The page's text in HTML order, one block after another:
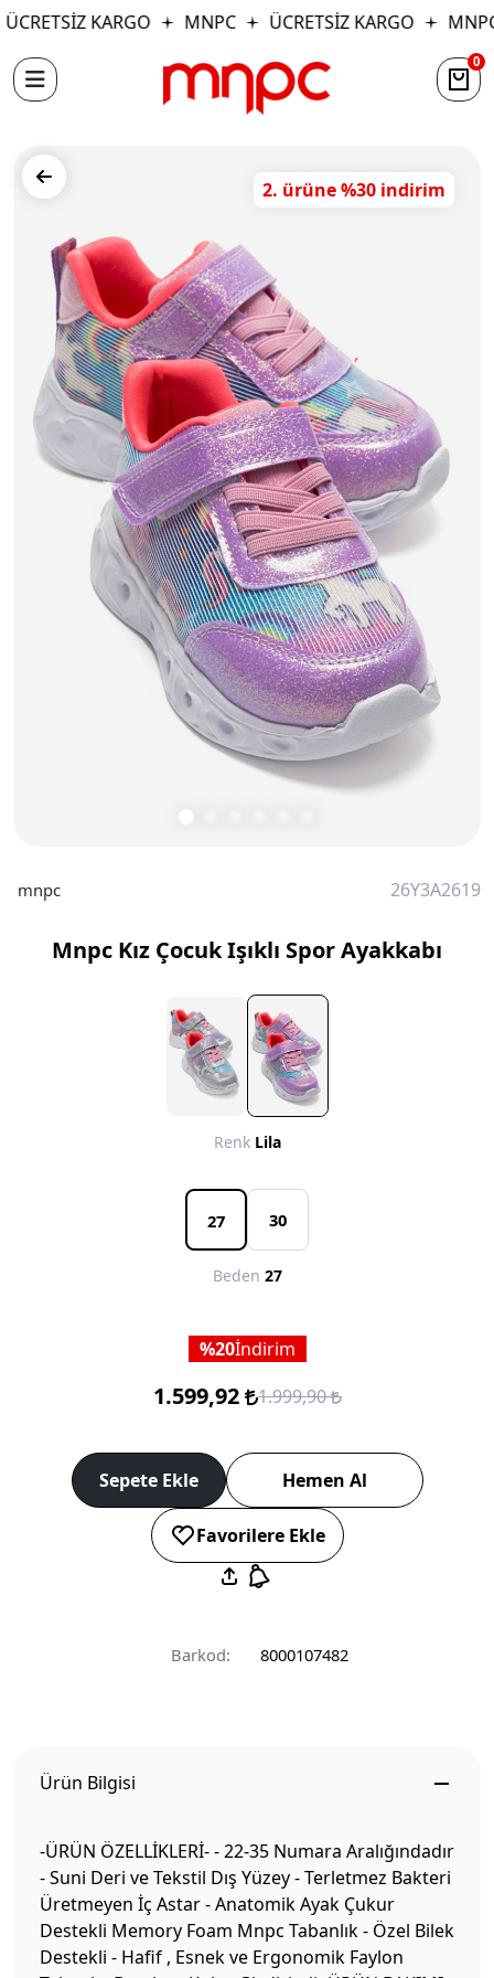
KARGO MNPC ÜCRETSİZ KARGO MNPC
0
2. ürüne %30 indirim
mnpc 26Y3A2619
Mnpc Kız Çocuk Işıklı Spor Ayakkabı
Renk Lila
27 30
Beden 27
20İndirim
1.599,92 1.999,90
Sepete Ekle Hemen Al
Favorilere Ekle
Barkod: 8000107482
Ürün Bilgisi
-ÜRÜN ÖZELLİKLERİ- - 22-35 Numara Aralığındadır
- Suni Deri ve Tekstil Dış Yüzey - Terletmez Bakteri
Üretmeyen İç Astar - Anatomik Ayak Çukur
Destekli Memory Foam Mnpc Tabanlık - Özel Bilek
Destekli - Hafif , Esnek ve Ergonomik Faylon